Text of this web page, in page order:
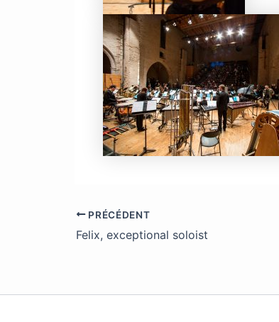
PRÉCÉDENT
Felix, exceptional soloist